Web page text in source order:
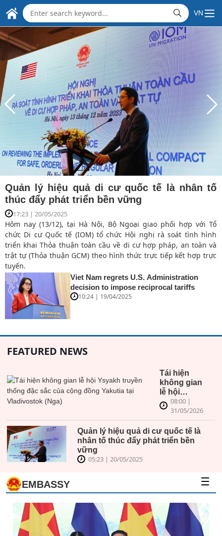
Skip to Main Content
THE EMBASSY OF
SOCIALIST REPUBLIC OF VIET NAM
IN THE REPUBLIC OF INDIA
VN
Quản lý hiệu quả di cư quốc tế là nhân tố
thúc đẩy phát triển bền vững
17:23 | 20/05/2025
Hôm nay (13/12), tại Hà Nội, Bộ Ngoại giao phối hợp với Tổ
chức Di cư Quốc tế (IOM) tổ chức Hội nghị rà soát tình hình
triển khai Thỏa thuận toàn cầu về di cư hợp pháp, an toàn và
trật tự (Thỏa thuận GCM) theo hình thức trực tiếp kết hợp trực
tuyến.
Viet Nam regrets U.S. Administration
decision to impose reciprocal tariffs
10:24 | 19/04/2025
FEATURED NEWS
Tái hiện
không gian
lễ hội
Ysyakh
truyền
thống đặc
sắc của
cộng đồng
08:00 |
31/05/2026
Quản lý hiệu quả di cư quốc tế là
nhân tố thúc đẩy phát triển bền
vững
05:23 | 20/05/2025
EMBASSY